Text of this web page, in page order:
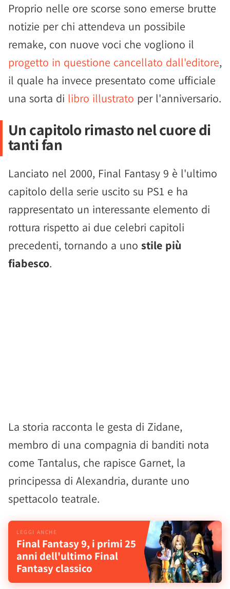
Proprio nelle ore scorse sono emerse brutte
notizie per chi attendeva un possibile
remake, con nuove voci che vogliono il
progetto in questione cancellato dall'editore,
il quale ha invece presentato come ufficiale
una sorta di libro illustrato per l'anniversario.
Un capitolo rimasto nel cuore di
tanti fan
Lanciato nel 2000, Final Fantasy 9 è l'ultimo
capitolo della serie uscito su PS1 e ha
rappresentato un interessante elemento di
rottura rispetto ai due celebri capitoli
precedenti, tornando a uno stile più
fiabesco.
La storia racconta le gesta di Zidane,
membro di una compagnia di banditi nota
come Tantalus, che rapisce Garnet, la
principessa di Alexandria, durante uno
spettacolo teatrale.
Final Fantasy 9, i primi 25
anni dell'ultimo Final
Fantasy classico